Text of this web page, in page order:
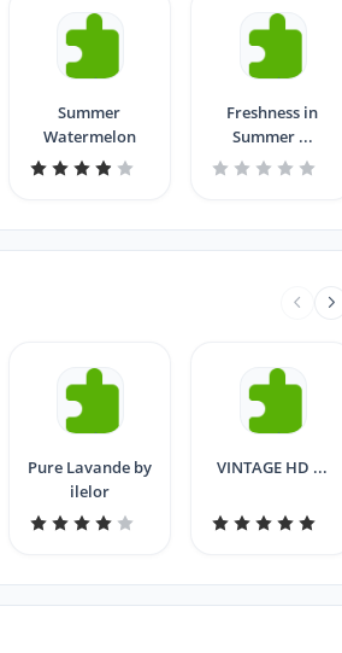
Summer
Watermelon
Freshness in
Summer ...
Pure Lavande by
ilelor
VINTAGE HD ...